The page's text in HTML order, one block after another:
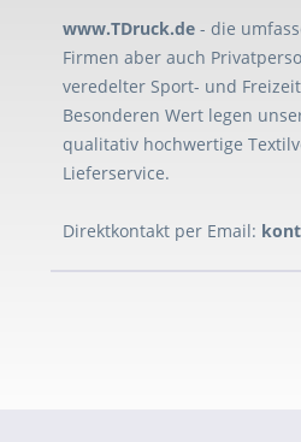
www.TDruck.de - die
Firmen aber auch
veredelter Sport- und
Besonderen Wert legen
qualitativ hochwertige
Lieferservice.
Direktkontakt per Email: